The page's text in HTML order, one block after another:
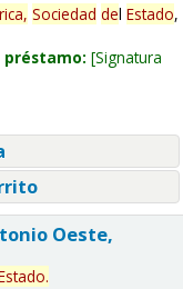
Sociedad del Estado,
préstamo: Signatura
Oeste,
.